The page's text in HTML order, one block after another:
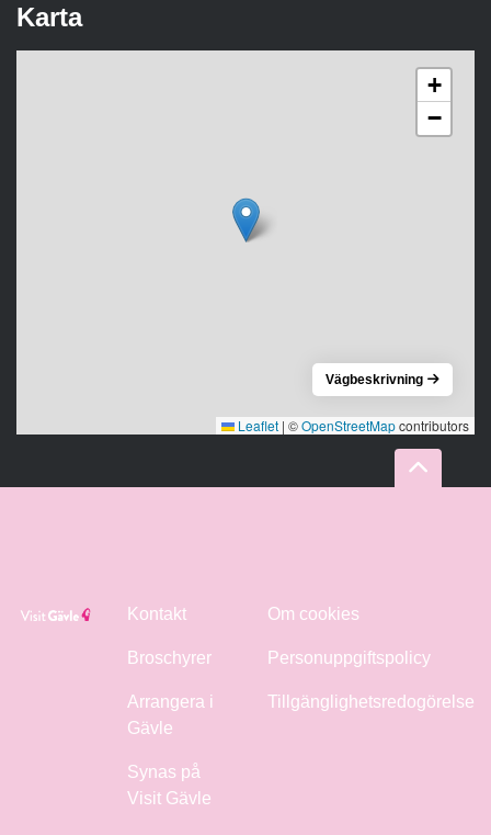
Karta
+
−
Leaflet | ©OpenStreetMapcontributors
Vägbeskrivning
Kontakt
Broschyrer
Arrangera i
Gävle
Synas på
Visit Gävle
Om cookies
Personuppgiftspolicy
Tillgänglighetsredogörelse